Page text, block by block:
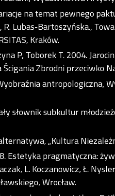
na temat pewnego
R. Lubas-Bartoszyńska.,
Kraków.
P, Toborek T. 2004.
Zbrodni przeciwko
antropologiczna,
słownik subkultur
„Kultura
Estetyka pragmatyczna:
L. Koczanowicz, Ł.
Wrocław.